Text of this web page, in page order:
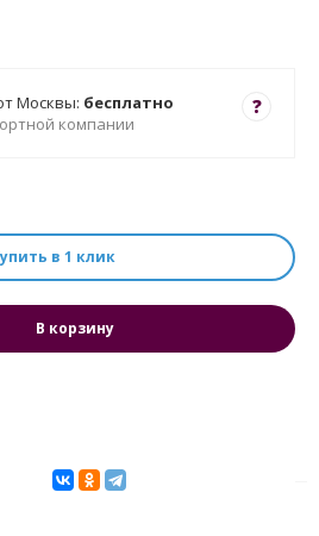
?
Москвы: бесплатно
компании
в 1 клик
В корзину